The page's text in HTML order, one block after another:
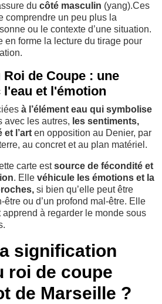
du côté masculin (yang).Ces
comprendre un peu plus la
ou le contexte d’une situation.
en forme la lecture du tirage pour
de Coupe : une
et l'émotion
à l’élément eau qui symbolise
avec les autres, les sentiments,
et l’art en opposition au Denier, par
au concret et au plan matériel.
carte estsource de fécondité et
. Elle véhicule les émotions et la
si bien qu’elle peut être
être ou d’un profond mal-être. Elle
apprend à regarder le monde sous
signification
roi de coupe
de Marseille ?